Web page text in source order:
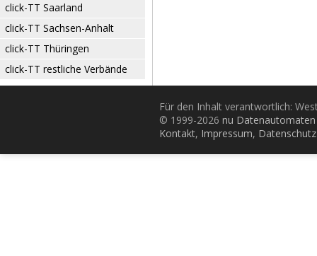
click-TT Saarland
click-TT Sachsen-Anhalt
click-TT Thüringen
click-TT restliche Verbände
Für den Inhalt verantwortlich:
© 1999-2026 nu
Kontakt, Impressum, Datenschutz